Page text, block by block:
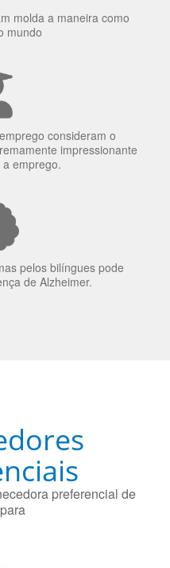
molda a maneira como
mundo
consideram o
impressionante
emprego.
pelos bilíngues pode
de Alzheimer.
preferencial de